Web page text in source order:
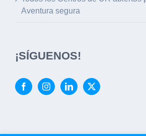
Aventura segura
¡SÍGUENOS!